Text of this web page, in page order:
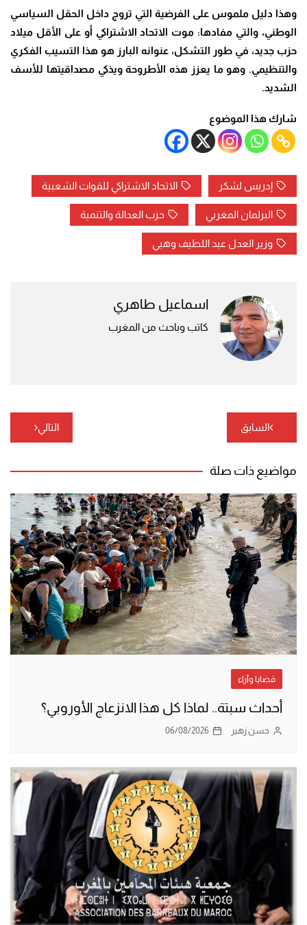
وهذا دليل ملموس على الفرضية التي تروج داخل الحقل السياسي
الوطني، والتي مفادها: موت الاتحاد الاشتراكي أو على الأقل ميلاد
حزب جديد، في طور التشكل، عنوانه البارز هو هذا التسيب الفكري
والتنظيمي. وهو ما يعزز هذه الأطروحة ويذكي مصداقيتها للأسف
الشديد.
شارك هذا الموضوع
إدريس لشكر الاتحاد الاشتراكي للقوات الشعبية
البرلمان المغربي حزب العدالة والتنمية
وزير العدل عبد اللطيف وهبي
اسماعيل طاهري
كاتب وباحث من المغرب
تصفّح
المقالات
السابق التالي
مواضيع ذات صلة
قضايا وآراء
أحداث سبتة.. لماذا كل هذا الانزعاج الأوروبي؟
حسن زهير 06/08/2026